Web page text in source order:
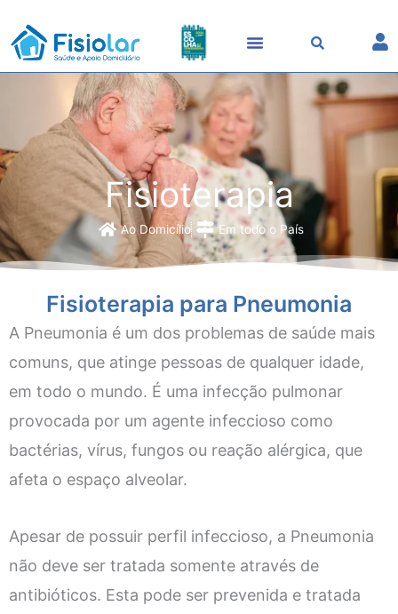
content
Fisioterapia
Ao Domicílio Em todo o País
Fisioterapia para Pneumonia
A Pneumonia é um dos problemas de saúde mais
comuns, que atinge pessoas de qualquer idade,
em todo o mundo. É uma infecção pulmonar
provocada por um agente infeccioso como
bactérias, vírus, fungos ou reação alérgica, que
afeta o espaço alveolar.
Apesar de possuir perfil infeccioso, a Pneumonia
não deve ser tratada somente através de
antibióticos. Esta pode ser prevenida e tratada